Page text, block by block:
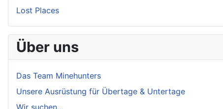
Lost Places
Über uns
Das Team Minehunters
Unsere Ausrüstung für Übertage & Untertage
Wir suchen...